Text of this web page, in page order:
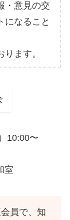
・意見の交
になること
ます。
10:00〜
室
員で、知